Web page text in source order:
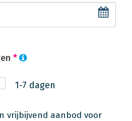
*
1-7 dagen
vrijbijvend aanbod voor